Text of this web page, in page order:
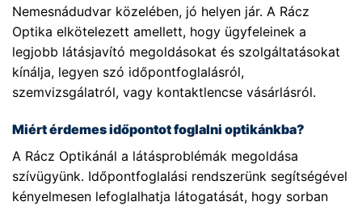
Nemesnádudvar közelében, jó helyen jár. A Rácz
Optika elkötelezett amellett, hogy ügyfeleinek a
legjobb látásjavító megoldásokat és szolgáltatásokat
kínálja, legyen szó időpontfoglalásról,
szemvizsgálatról, vagy kontaktlencse vásárlásról.
Miért érdemes időpontot foglalni optikánkba?
A Rácz Optikánál a látásproblémák megoldása
szívügyünk. Időpontfoglalási rendszerünk segítségével
kényelmesen lefoglalhatja látogatását, hogy sorban